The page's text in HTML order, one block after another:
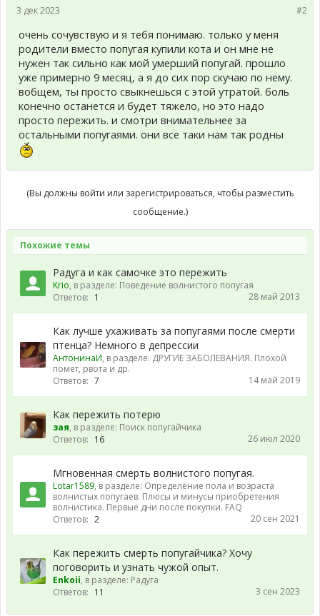
#2
3 дек 2023
очень сочувствую и я тебя понимаю. только у меня
родители вместо попугая купили кота и он мне не
нужен так сильно как мой умерший попугай. прошло
уже примерно 9 месяц, а я до сих пор скучаю по нему.
вобщем, ты просто свыкнешься с этой утратой. боль
конечно останется и будет тяжело, но это надо
просто пережить. и смотри внимательнее за
остальными попугаями. они все таки нам так родны
(Вы должны войти или зарегистрироваться, чтобы разместить
сообщение.)
Похожие темы
Радуга и как самочке это пережить
Krio, в разделе: Поведение волнистого попугая
Ответов: 1 28 май 2013
Как лучше ухаживать за попугаями после смерти
птенца? Немного в депрессии
АнтонинаИ, в разделе: ДРУГИЕ ЗАБОЛЕВАНИЯ. Плохой
помет, рвота и др.
Ответов: 7 14 май 2019
Как пережить потерю
зая, в разделе: Поиск попугайчика
Ответов: 16 26 июл 2020
Мгновенная смерть волнистого попугая.
Lotar1589, в разделе: Определение пола и возраста
волнистых попугаев. Плюсы и минусы приобретения
волнистика. Первые дни после покупки. FAQ
Ответов: 2 20 сен 2021
Как пережить смерть попугайчика? Хочу
поговорить и узнать чужой опыт.
Enkoii, в разделе: Радуга
Ответов: 11 3 сен 2023